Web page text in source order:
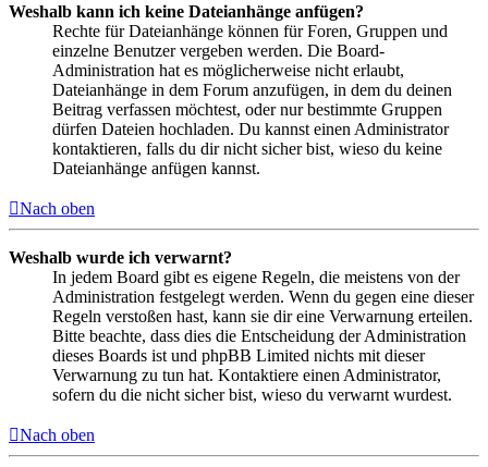
Weshalb kann ich keine Dateianhänge anfügen?
Rechte für Dateianhänge können für Foren, Gruppen und
einzelne Benutzer vergeben werden. Die Board-
Administration hat es möglicherweise nicht erlaubt,
Dateianhänge in dem Forum anzufügen, in dem du deinen
Beitrag verfassen möchtest, oder nur bestimmte Gruppen
dürfen Dateien hochladen. Du kannst einen Administrator
kontaktieren, falls du dir nicht sicher bist, wieso du keine
Dateianhänge anfügen kannst.
Nach oben
Weshalb wurde ich verwarnt?
In jedem Board gibt es eigene Regeln, die meistens von der
Administration festgelegt werden. Wenn du gegen eine dieser
Regeln verstoßen hast, kann sie dir eine Verwarnung erteilen.
Bitte beachte, dass dies die Entscheidung der Administration
dieses Boards ist und phpBB Limited nichts mit dieser
Verwarnung zu tun hat. Kontaktiere einen Administrator,
sofern du die nicht sicher bist, wieso du verwarnt wurdest.
Nach oben